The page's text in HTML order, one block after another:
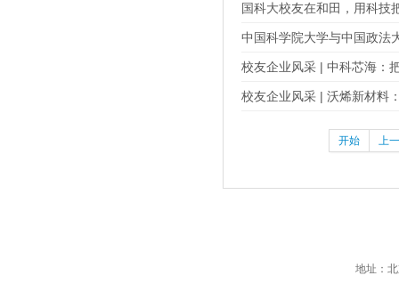
国科大校友在和田，用科技
中国科学院大学与中国政法
校友企业风采 | 中科芯海：
校友企业风采 | 沃烯新材料
开始 上
地址：